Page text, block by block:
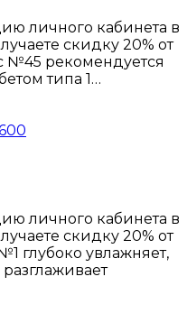
личного кабинета в
скидку 20% от
№45 рекомендуется
типа 1…
личного кабинета в
скидку 20% от
глубоко увлажняет,
разглаживает